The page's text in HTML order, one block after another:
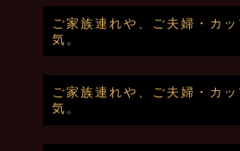
ご家族連れや、ご夫婦・カ
気。
ご家族連れや、ご夫婦・カ
気。